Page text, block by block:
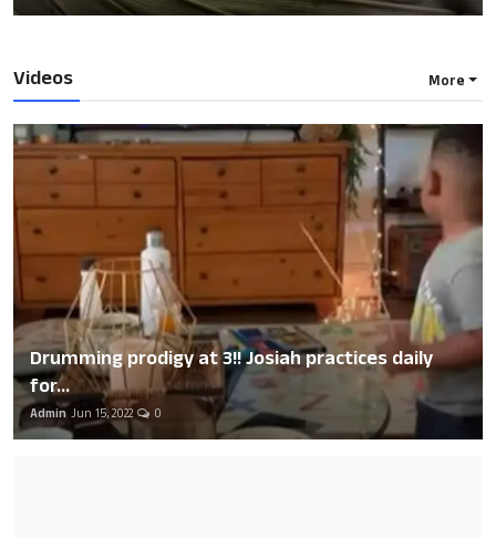
Videos More
Drumming prodigy at 3!! Josiah practices daily
for...
Admin Jun 15, 2022 0